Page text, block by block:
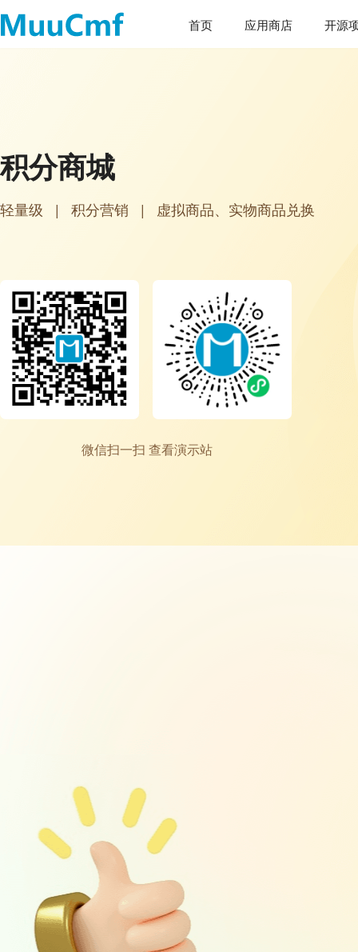
首页 应用商店 开源
积分商城
轻量级 | 积分营销 | 虚拟商品、实物商品兑换
微信扫一扫 查看演示站